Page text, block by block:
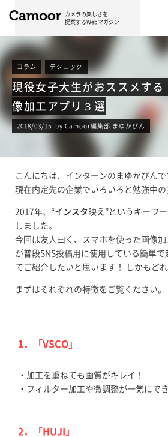
カメラの楽しさを
提案するWebマガジン
コラム テクニック
現役女子大生がおススメする
像加工アプリ３選
2018/03/15 by Camoor編集部 まゆかぴん
こんにちは、インターンのまゆかぴんで
現在内定先の企業でいろいろと勉強中の
2017年、“インスタ映え ”というキーワ
しました。
今回は友人曰く、スマホを使った画像
が普段SNS投稿用に使用している簡単
てご紹介したいと思います！ しかもど
まずはそれぞれの特徴をご覧ください。
1．「VSCO」
・加工を重ねても画質がキレイ！
・フィルター加工や微調整が一気にでき
2．「HUJI」